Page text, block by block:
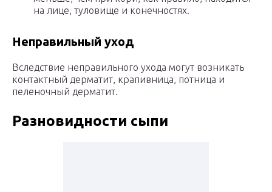
на лице, туловище и конечностях.
Неправильный уход
Вследствие неправильного ухода могут возникать
контактный дерматит, крапивница, потница и
пеленочный дерматит.
Разновидности сыпи